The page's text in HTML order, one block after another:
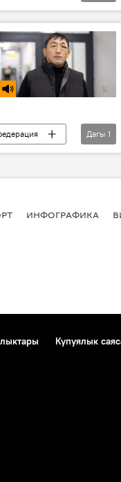
Дагы 1
ИНФОГРАФИКА
Купуялык